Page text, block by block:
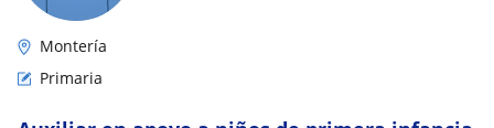
Montería
Primaria